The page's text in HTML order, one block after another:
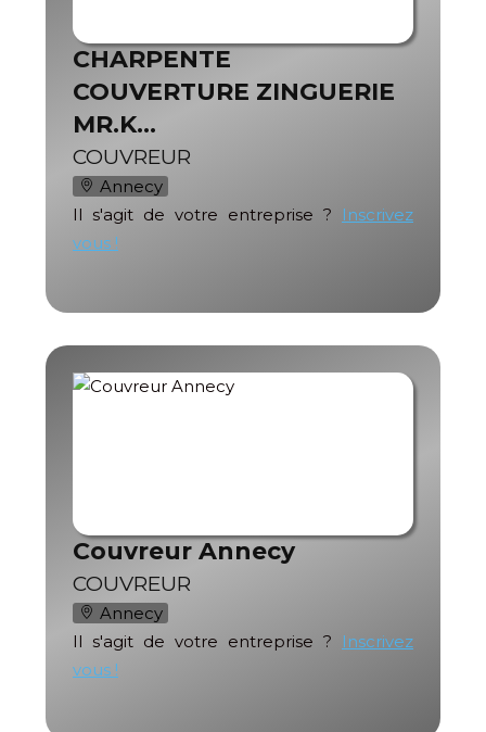
CHARPENTE
COUVERTURE ZINGUERIE
MR.K…
COUVREUR
Annecy
Il s'agit de votre entreprise ?
Inscrivez
vous !
Couvreur Annecy
COUVREUR
Annecy
Il s'agit de votre entreprise ?
Inscrivez
vous !